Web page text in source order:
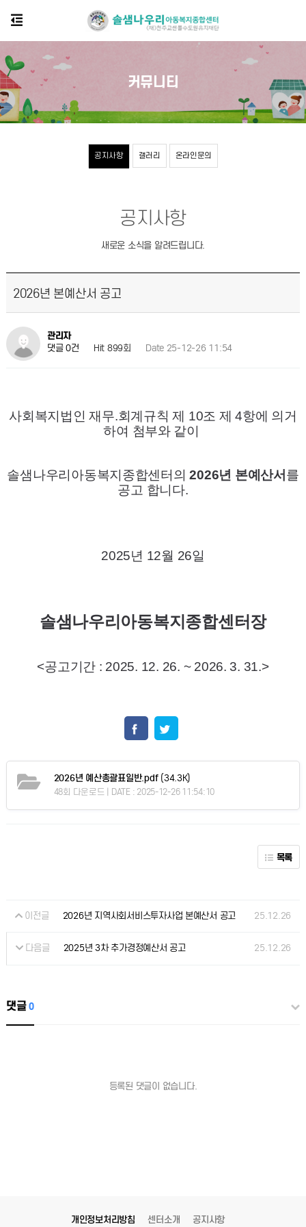
공지사항 갤러리 온라인문의
커뮤니티
공지사항
새로운 소식을 알려드립니다.
2026년 본예산서 공고
관리자
댓글 0건
Hit 899회 Date 25-12-26 11:54
사회복지법인 재무.회계규칙 제 10조 제 4항에 의거
하여 첨부와 같이
솔샘나우리아동복지종합센터의2026년 본예산서 를
공고 합니다.
2025년 12월 26일
솔샘나우리아동복지종합센터장
<공고기간 : 2025. 12. 26. ~ 2026. 3. 31.>
2026년 예산총괄표일반.pdf(34.3K)
48회 다운로드 | DATE : 2025-12-26 11:54:10
목록
이전글 2026년 지역사회서비스투자사업 본예산서 공고 25.12.26
다음글 2025년 3차 추가경정예산서 공고 25.12.26
댓글0
등록된 댓글이 없습니다.
개인정보처리방침 센터소개 공지사항